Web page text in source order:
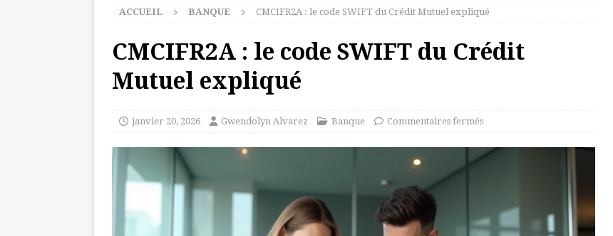
ACCUEIL BANQUE CMCIFR2A : le code SWIFT du Crédit Mutuel expliqué
CMCIFR2A : le code SWIFT du Crédit
Mutuel expliqué
janvier 20, 2026 Gwendolyn Alvarez Banque Commentaires fermés